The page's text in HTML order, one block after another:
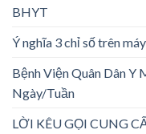
BHYT
Ý nghĩa 3 chỉ số trên
Bệnh Viện Quân Dân
Ngày/Tuần
LỜI KÊU GỌI CUNG